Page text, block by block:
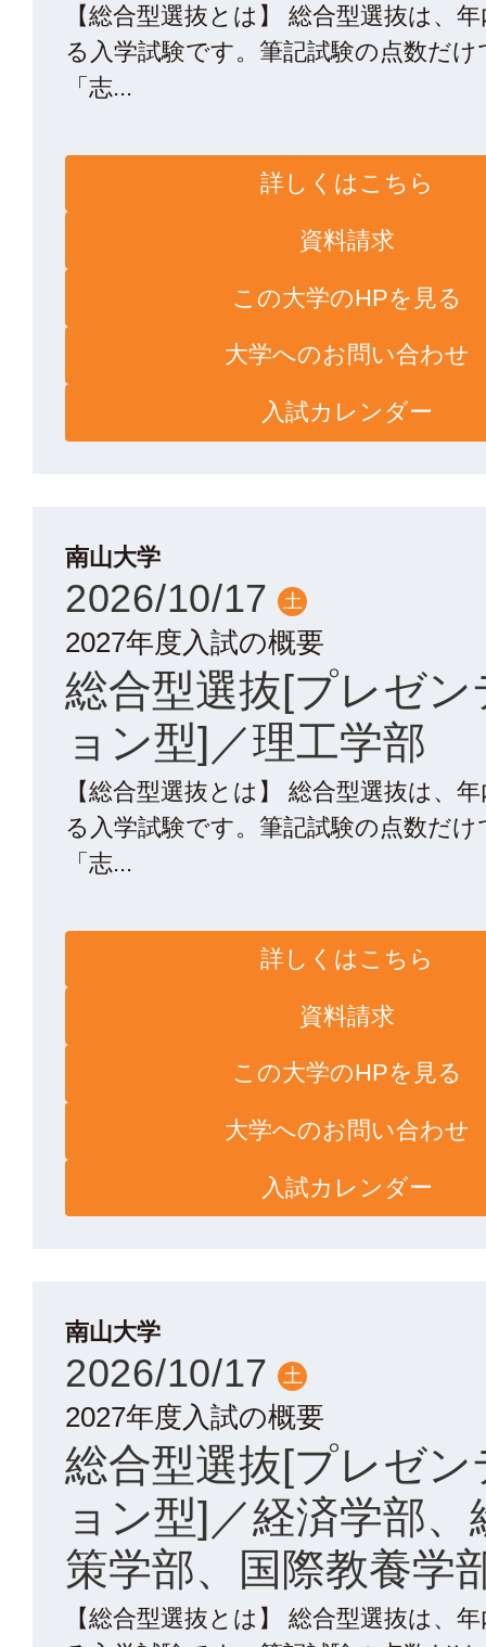
【総合型選抜とは】 総合型選抜は、
る入学試験です。筆記試験の点数だ
「志...
詳しくはこちら
資料請求
この大学のHPを見る
大学へのお問い合わせ
入試カレンダー
南山大学
2026/10/17 土
2027年度入試の概要
総合型選抜[プレゼン
ョン型]／理工学部
【総合型選抜とは】 総合型選抜は、
る入学試験です。筆記試験の点数だ
「志...
詳しくはこちら
資料請求
この大学のHPを見る
大学へのお問い合わせ
入試カレンダー
南山大学
2026/10/17 土
2027年度入試の概要
総合型選抜[プレゼン
ョン型]／経済学部、
策学部、国際教養学
【総合型選抜とは】 総合型選抜は、